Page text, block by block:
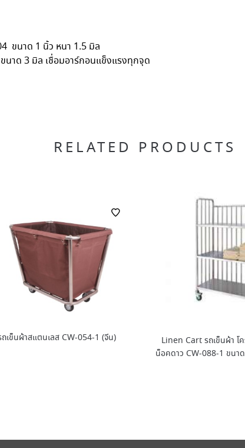
ขนาด 1 นิ้ว หนา 1.5 มิล
นาด 3 มิล เชื่อมอาร์กอนแข็งแรงทุกจุด
RELATED PRODUCTS
ถเข็นผ้าสแตนเลส CW-054-1 (จีน)
Linen Cart รถเข็นผ้า โ
น็อคดาว CW-088-1 ขน